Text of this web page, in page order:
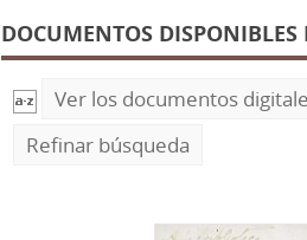
DOCUMENTOS DISPONIBLES
Ver los documentos
Refinar búsqueda